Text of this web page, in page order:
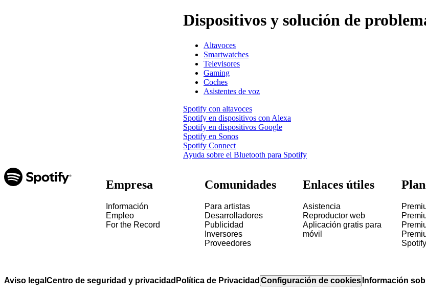
Dispositivos y solución de
Altavoces
Smartwatches
Televisores
Gaming
Coches
Asistentes de voz
Spotify con altavoces
Spotify en dispositivos con Alexa
Spotify en dispositivos Google
Spotify en Sonos
Spotify Connect
Ayuda sobre el Bluetooth para Spotify
Empresa
Información
Empleo
For the Record
Comunidades
Para artistas
Desarrolladores
Publicidad
Inversores
Proveedores
Enlaces útiles
Asistencia
Reproductor web
Aplicación gratis para
móvil
Aviso legal Centro de seguridad y privacidad Política de Privacidad Configuración de cookies Información